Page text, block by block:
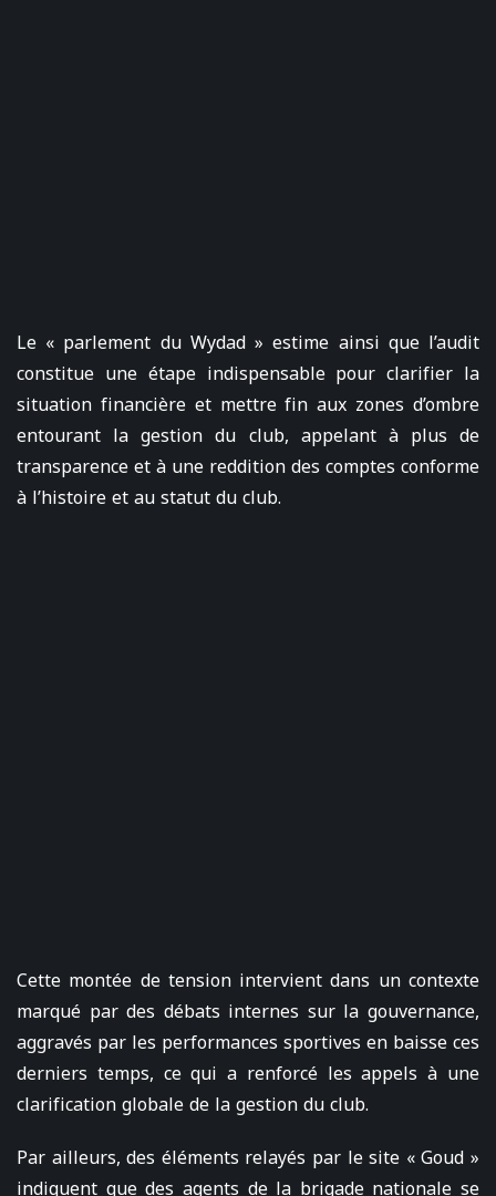
Le « parlement du Wydad » estime ainsi que l’audit
constitue une étape indispensable pour clarifier la
situation financière et mettre fin aux zones d’ombre
entourant la gestion du club, appelant à plus de
transparence et à une reddition des comptes conforme
à l’histoire et au statut du club.
Cette montée de tension intervient dans un contexte
marqué par des débats internes sur la gouvernance,
aggravés par les performances sportives en baisse ces
derniers temps, ce qui a renforcé les appels à une
clarification globale de la gestion du club.
Par ailleurs, des éléments relayés par le site « Goud »
indiquent que des agents de la brigade nationale se